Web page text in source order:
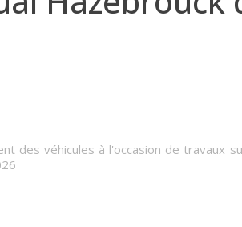
des véhicules à l'occasion de travaux